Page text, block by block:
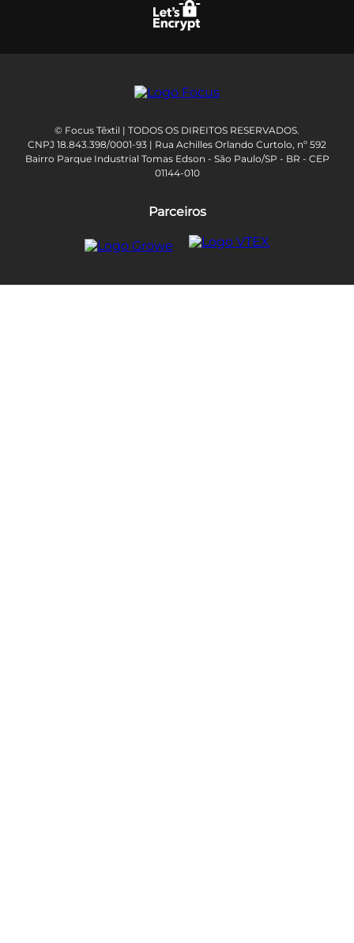
© Focus Têxtil | TODOS OS DIREITOS RESERVADOS.
CNPJ 18.843.398/0001-93 | Rua Achilles Orlando Curtolo, nº 592
Bairro Parque Industrial Tomas Edson - São Paulo/SP - BR - CEP
01144-010
Parceiros